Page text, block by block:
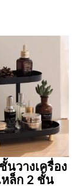
นวางเครื่อง
หล็ก 2 ชั้น